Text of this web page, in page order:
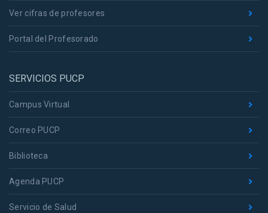
Ver cifras de profesores
Portal del Profesorado
SERVICIOS PUCP
Campus Virtual
Correo PUCP
Biblioteca
Agenda PUCP
Servicio de Salud